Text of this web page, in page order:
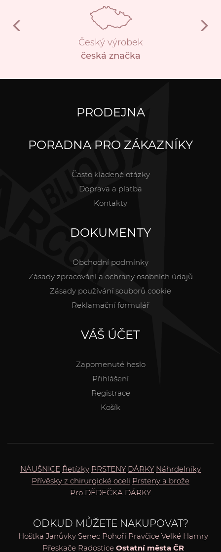
Český výrobek
česká značka
PRODEJNA
PORADNA PRO ZÁKAZNÍKY
Často kladené otázky
Doprava a platba
Kontakty
DOKUMENTY
Obchodní podmínky
Zásady zpracování a ochrany osobních údajů
Zásady používání souborů cookie
Reklamační formulář
VÁŠ ÚČET
Zapomenuté heslo
Přihlášení
Registrace
Košík
NÁUŠNICE Řetízky PRSTENY DÁRKY Náhrdelníky
Přívěsky z chirurgické oceli Prsteny a brože
Pro DĚDEČKA DÁRKY
ODKUD MŮŽETE NAKUPOVAT?
Hoštka Janůvky Senec Pohoří Pravčice Velké Hamry
Přeskače Radostice Ostatní města ČR